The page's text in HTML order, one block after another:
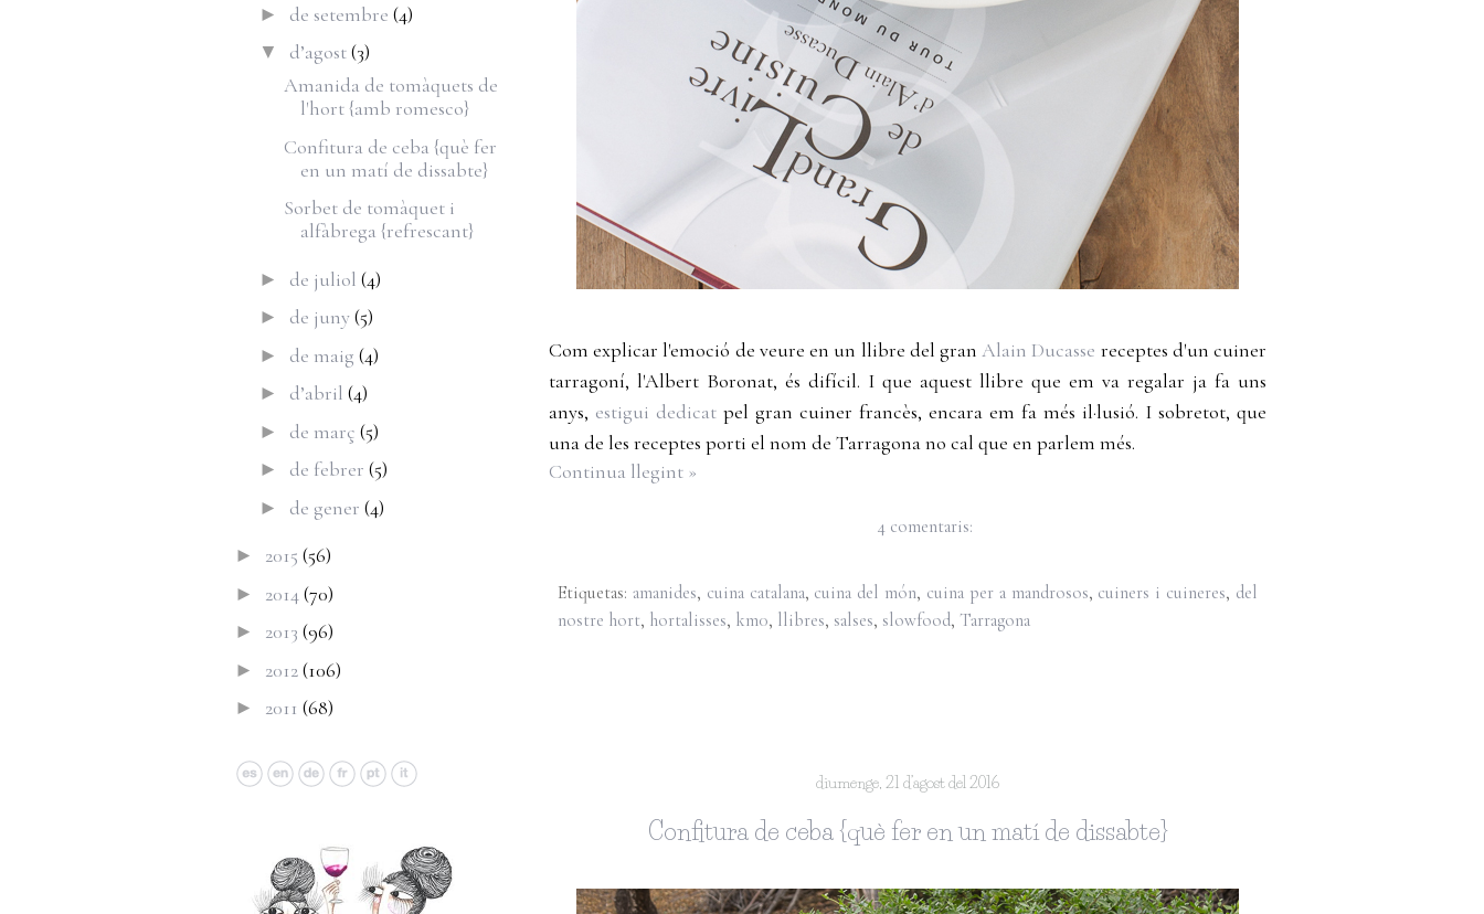
Com explicar l'emoció de veure en un llibre del granAlain Ducasse receptes d'un cuiner
tarragoní, l'Albert Boronat, és difícil. I que aquest llibre que em va regalar ja fa uns
anys, estigui dedicat pel gran cuiner francès, encara em fa més il·lusió. I sobretot, que
una de les receptes porti el nom de Tarragona no cal que en parlem més.
Continua llegint »
4 comentaris:
Etiquetas: amanides, cuina catalana, cuina del món, cuina per a mandrosos, cuiners i cuineres, del
nostre hort, hortalisses, km0, llibres, salses, slowfood, Tarragona
diumenge, 21 d’agost del 2016
Confitura de ceba {què fer en un matí de dissabte}
► de setembre (4)
▼ d’agost(3)
Amanida de tomàquets de
l'hort {amb romesco}
Confitura de ceba {què fer
en un matí de dissabte}
Sorbet de tomàquet i
alfàbrega {refrescant}
► de juliol (4)
► de juny(5)
► de maig (4)
► d’abril (4)
► de març (5)
► de febrer (5)
► de gener (4)
► 2015 (56)
► 2014(70)
► 2013 (96)
► 2012(106)
► 2011 (68)